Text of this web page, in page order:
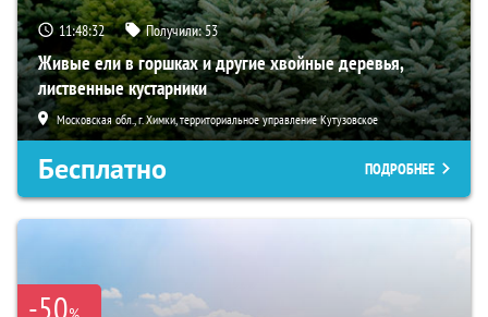
11:48:31 Получили:53
Живые ели в горшках и другие хвойные деревья,
лиственные кустарники
Московская обл., г. Химки, территориальное управление Кутузовское
Бесплатно ПОДРОБНЕЕ
-50